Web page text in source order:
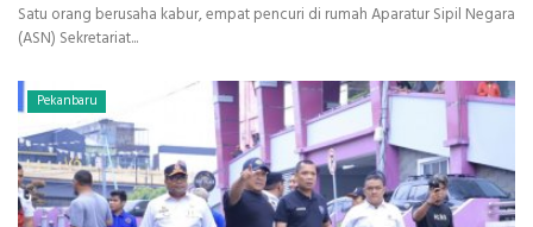
Satu orang berusaha kabur, empat pencuri di rumah Aparatur Sipil Negara
(ASN) Sekretariat...
Pekanbaru